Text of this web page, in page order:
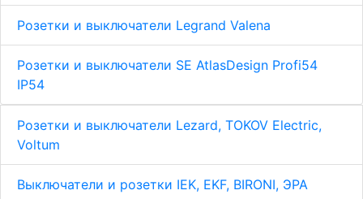
Розетки и выключатели Legrand Valena
Розетки и выключатели SE AtlasDesign Profi54
IP54
Розетки и выключатели Lezard, TOKOV Electric,
Voltum
Выключатели и розетки IEK, EKF, BIRONI, ЭРА